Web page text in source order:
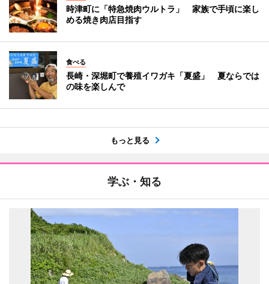
時津町に「特急焼肉ウルトラ」 家族で手頃に楽し
める焼き肉店目指す
食べる
長崎・深堀町で養殖イワガキ「夏盛」 夏ならでは
の味を楽しんで
もっと見る
学ぶ・知る